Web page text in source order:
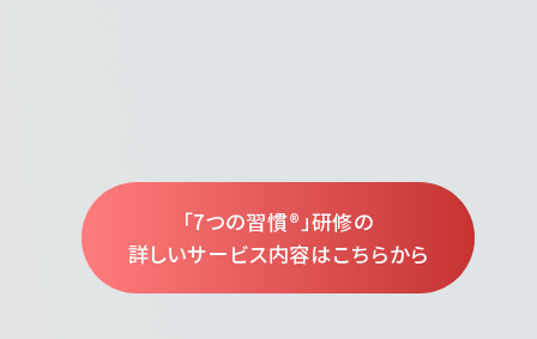
「7つの習慣®」研修の
詳しいサービス内容はこちらから